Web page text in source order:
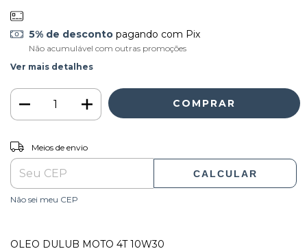
5% de descontopagando com Pix
Não acumulável com outras promoções
Ver mais detalhes
Entregas para o CEP:
Meios de envio
CALCULAR
Não sei meu CEP
OLEO DULUB MOTO 4T 10W30